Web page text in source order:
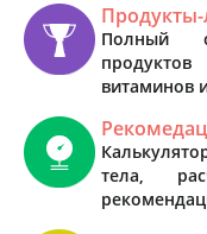
Полный
витаминов
тела,